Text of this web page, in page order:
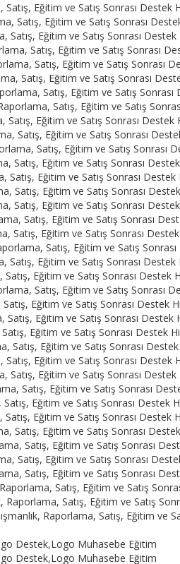
Eğitim ve Satış Sonrası Destek
Satış, Eğitim ve Satış Sonrası
Eğitim ve Satış Sonrası
Satış, Eğitim ve Satış Sonrası
Satış, Eğitim ve Satış Sonrası
Satış, Eğitim ve Satış Sonrası
Satış, Eğitim ve Satış
Satış, Eğitim ve Satış
Eğitim ve Satış Sonrası Destek
Satış, Eğitim ve Satış Sonrası
Satış, Eğitim ve Satış Sonrası
Satış, Eğitim ve Satış Sonrası
Eğitim ve Satış Sonrası
Satış, Eğitim ve Satış Sonrası
Satış, Eğitim ve Satış Sonrası
Satış, Eğitim ve Satış Sonrası
Satış, Eğitim ve Satış Sonrası
Satış, Eğitim ve Satış
Satış, Eğitim ve Satış Sonrası
Eğitim ve Satış Sonrası Destek
Satış, Eğitim ve Satış Sonrası
Eğitim ve Satış Sonrası Destek
Eğitim ve Satış Sonrası Destek
Eğitim ve Satış Sonrası Destek
Satış, Eğitim ve Satış Sonrası
Eğitim ve Satış Sonrası Destek
Eğitim ve Satış Sonrası
Satış, Eğitim ve Satış Sonrası
Eğitim ve Satış Sonrası Destek
Eğitim ve Satış Sonrası Destek
Satış, Eğitim ve Satış Sonrası
Satış, Eğitim ve Satış Sonrası
Satış, Eğitim ve Satış Sonrası
Satış, Eğitim ve Satış Sonrası
Satış, Eğitim ve Satış
Satış, Eğitim ve Satış
Raporlama, Satış, Eğitim ve
Destek,Logo Muhasebe Eğitim
Destek,Logo Muhasebe Eğitim